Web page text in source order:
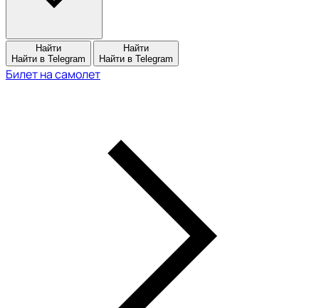
Найти
Найти в Telegram
Найти
Найти в Telegram
Билет на самолет